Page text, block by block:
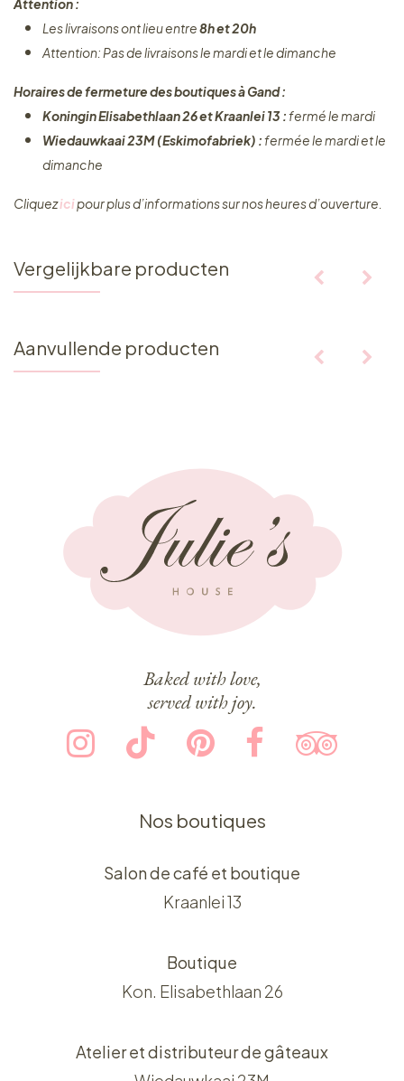
Attention :
Les livraisons ont lieu entre8h et 20h
Attention: Pas de livraisons le mardi et le dimanche
Horaires de fermeture des boutiques à Gand :
Koningin Elisabethlaan 26 et Kraanlei 13 :fermé le mardi
Wiedauwkaai 23M (Eskimofabriek) :fermée le mardi et le
dimanche
Cliquez ​icipour plus d’informations sur nos heures d’ouverture.
Vergelijkbare producten
Aanvullende producten
Baked with love,
served with joy.
Nos boutiques
Salon de café et boutique
Kraanlei 13
Boutique
Kon. Elisabethlaan 26
Atelier et distributeur de gâteaux